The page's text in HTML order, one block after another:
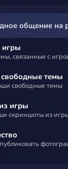
общение на
связанные с
темы
свободные темы
игры
скриншоты из